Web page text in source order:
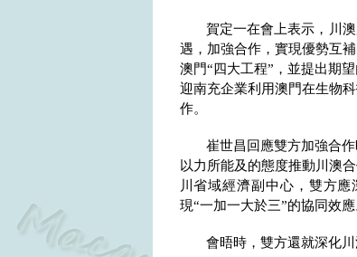
賀定一在會上表示，川
遇，加強合作，實現優勢互
澳門“四大工程”，並提出期
迎南充企業利用澳門在生物
作。
崔世昌回應雙方加強合
以力所能及的態度推動川澳
川省域經濟副中心，雙方
現“一加一大於三”的協同效應
會晤時，雙方還就深化